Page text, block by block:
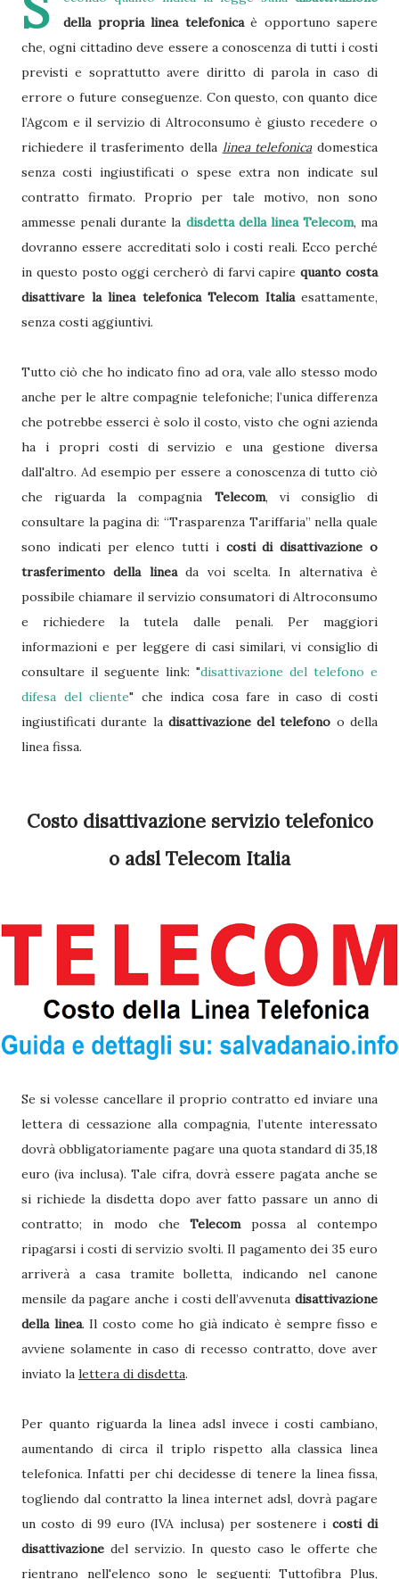
della propria linea telefonicaè opportuno sapere
che, ogni cittadino deve essere a conoscenza di tutti i costi
previsti e soprattutto avere diritto di parola in caso di
errore o future conseguenze. Con questo, con quanto dice
l’Agcom e il servizio di Altroconsumo è giusto recedere o
richiedere il trasferimento della linea telefonicadomestica
senza costi ingiustificati o spese extra non indicate sul
contratto firmato. Proprio per tale motivo, non sono
ammesse penali durante la disdetta della linea Telecom, ma
dovranno essere accreditati solo i costi reali. Ecco perché
in questo posto oggi cercherò di farvi capirequanto costa
disattivare la linea telefonica Telecom Italiaesattamente,
senza costi aggiuntivi.
Tutto ciò che ho indicato fino ad ora, vale allo stesso modo
anche per le altre compagnie telefoniche; l’unica differenza
che potrebbe esserci è solo il costo, visto che ogni azienda
ha i propri costi di servizio e una gestione diversa
dall'altro. Ad esempio per essere a conoscenza di tutto ciò
che riguarda la compagnia Telecom, vi consiglio di
consultare la pagina di: “Trasparenza Tariffaria” nella quale
sono indicati per elenco tutti i costi di disattivazione o
trasferimento della lineada voi scelta. In alternativa è
possibile chiamare il servizio consumatori di Altroconsumo
e richiedere la tutela dalle penali. Per maggiori
informazioni e per leggere di casi similari, vi consiglio di
consultare il seguente link: "disattivazione del telefono e
difesa del cliente" che indica cosa fare in caso di costi
ingiustificati durante la disattivazione del telefono o della
linea fissa.
Costo disattivazione servizio telefonico
o adsl Telecom Italia
Se si volesse cancellare il proprio contratto ed inviare una
lettera di cessazione alla compagnia, l’utente interessato
dovrà obbligatoriamente pagare una quota standard di 35,18
euro (iva inclusa). Tale cifra, dovrà essere pagata anche se
si richiede la disdetta dopo aver fatto passare un anno di
contratto; in modo cheTelecompossa al contempo
ripagarsi i costi di servizio svolti. Il pagamento dei 35 euro
arriverà a casa tramite bolletta, indicando nel canone
mensile da pagare anche i costi dell’avvenuta disattivazione
della linea. Il costo come ho già indicato è sempre fisso e
avviene solamente in caso di recesso contratto, dove aver
inviato la lettera di disdetta.
Per quanto riguarda la linea adsl invece i costi cambiano,
aumentando di circa il triplo rispetto alla classica linea
telefonica. Infatti per chi decidesse di tenere la linea fissa,
togliendo dal contratto la linea internet adsl, dovrà pagare
un costo di 99 euro (IVA inclusa) per sostenere i costi di
disattivazione del servizio. In questo caso le offerte che
rientrano nell'elenco sono le seguenti: Tuttofibra Plus,